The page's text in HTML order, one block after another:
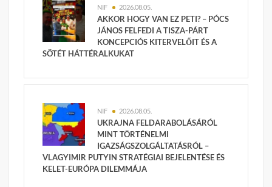
NIF 2026.08.05.
AKKOR HOGY VAN EZ PETI? – PÓCS
JÁNOS FELFEDI A TISZA-PÁRT
KONCEPCIÓS KITERVELŐIT ÉS A
SÖTÉT HÁTTÉRALKUKAT
NIF 2026.08.05.
UKRAJNA FELDARABOLÁSÁRÓL
MINT TÖRTÉNELMI
IGAZSÁGSZOLGÁLTATÁSRÓL –
VLAGYIMIR PUTYIN STRATÉGIAI BEJELENTÉSE ÉS
KELET-EURÓPA DILEMMÁJA